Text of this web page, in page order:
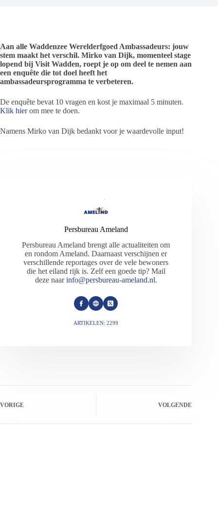
Aan alle Waddenzee Werelderfgoed Ambassadeurs: jouw
stem maakt het verschil. Mirko van Dijk, momenteel stage
lopend bij Visit Wadden, roept je op om deel te nemen aan
een enquête die tot doel heeft het
ambassadeursprogramma te verbeteren.
De enquête bevat 10 vragen en kost je maximaal 5 minuten.
Klik hierom mee te doen.
Namens Mirko van Dijk bedankt voor je waardevolle input!
Persbureau Ameland
Persbureau Ameland brengt alle actualiteiten om
en rondom Ameland. Daarnaast verschijnen er
verschillende reportages over de vele bewoners
die het eiland rijk is. Zelf een goede tip? Mail
deze naarinfo@persbureau-ameland.nl.
ARTIKELEN: 2299
VORIGE VOLGENDE